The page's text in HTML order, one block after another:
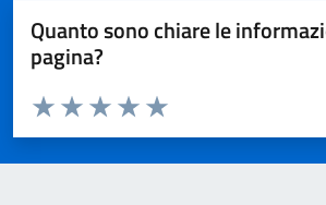
Quanto sono chiare le
pagina?
Domanda
Valuta da 1 a 5 stelle la pagina
Valuta 5 stelle su 5
Valuta 4 stelle su 5
Valuta 3 stelle su 5
Valuta 2 stelle su 5
Valuta 1 stelle su 5